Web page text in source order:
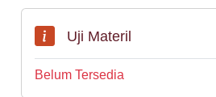
Uji Materil
Belum Tersedia